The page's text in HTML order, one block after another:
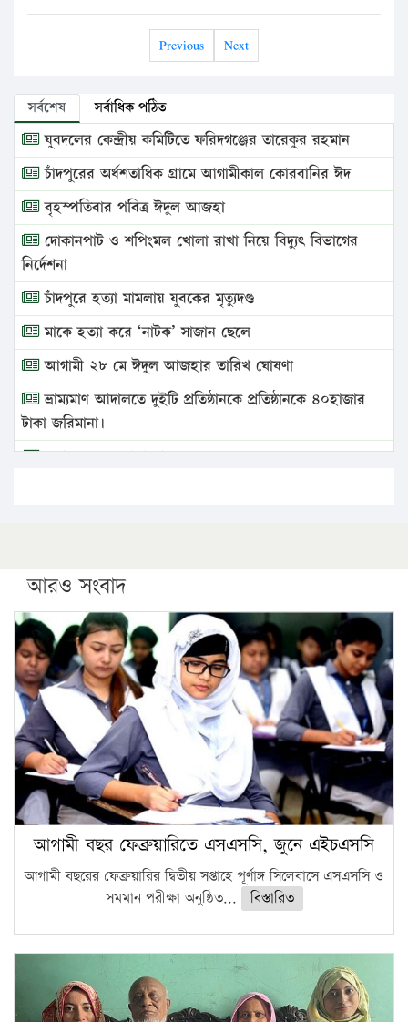
Previous Next
সর্বশেষ সর্বাধিক পঠিত
যুবদলের কেন্দ্রীয় কমিটিতে ফরিদগঞ্জের তারেকুর রহমান
চাঁদপুরের অর্ধশতাধিক গ্রামে আগামীকাল কোরবানির ঈদ
বৃহস্পতিবার পবিত্র ঈদুল আজহা
দোকানপাট ও শপিংমল খোলা রাখা নিয়ে বিদ্যুৎ বিভাগের
নির্দেশনা
চাঁদপুরে হত্যা মামলায় যুবকের মৃত্যুদণ্ড
মাকে হত্যা করে ‘নাটক’ সাজান ছেলে
আগামী ২৮ মে ঈদুল আজহার তারিখ ঘোষণা
ভ্রাম্যমাণ আদালতে দুইটি প্রতিষ্ঠানকে প্রতিষ্ঠানকে ৪০হাজার
টাকা জরিমানা।
এবার লঞ্চের ভাড়া বাড়ল
পিএইচডি করছেন কুয়েটের কৃতি…
সারা দেশে বজ্রাঘাতে ১৪ জনের প্রাণহানি
কঠোর হচ্ছে এসএসসি ও এইচএসসি পরীক্ষা
ফরিদগঞ্জে আগুনে পুড়লো ৬ ব্যবসা প্রতিষ্ঠান
আরও সংবাদ
আগামী বছর ফেব্রুয়ারিতে এসএসসি, জুনে এইচএসসি
আগামী বছরের ফেব্রুয়ারির দ্বিতীয় সপ্তাহে পূর্ণাঙ্গ সিলেবাসে এসএসসি ও
সমমান পরীক্ষা অনুষ্ঠিত...
বিস্তারিত